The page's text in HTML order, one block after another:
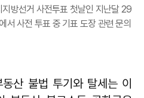
방선거 사전투표 첫날인 지난달 29
서 사전 투표 중 기표 도장 관련 문의
산 불법 투기와 탈세는 이